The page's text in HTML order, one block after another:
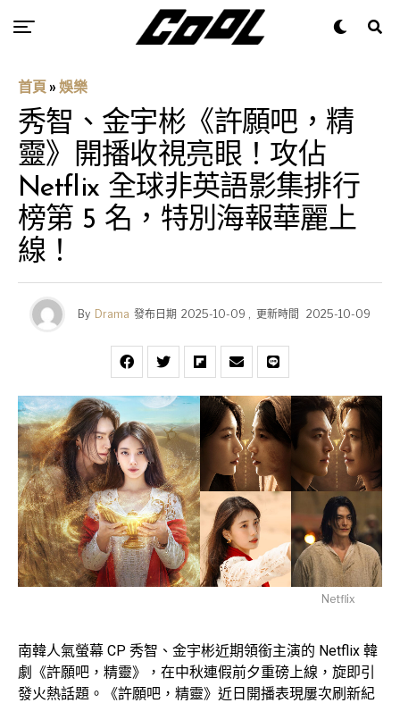
首頁 » 娛樂
秀智、金宇彬《許願吧，精
靈》開播收視亮眼！攻佔
Netflix 全球非英語影集排行
榜第 5 名，特別海報華麗上
線！
By Drama 發布日期 2025-10-09 , 更新時間 2025-10-09
Netflix
南韓人氣螢幕 CP 秀智、金宇彬近期領銜主演的 Netflix 韓
劇《許願吧，精靈》，在中秋連假前夕重磅上線，旋即引
發火熱話題。《許願吧，精靈》近日開播表現屢次刷新紀